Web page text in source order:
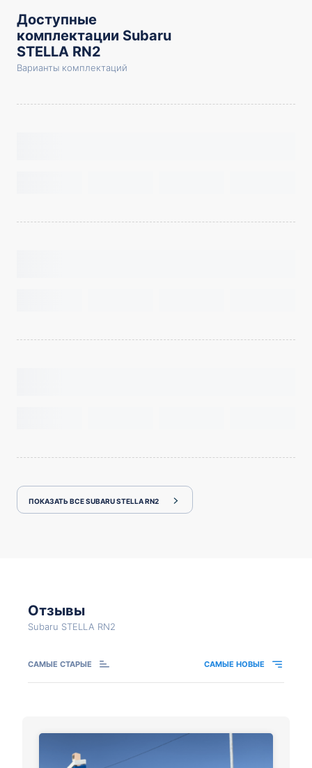
Доступные
комплектации Subaru
STELLA RN2
Варианты комплектаций
ПОКАЗАТЬ ВСЕ SUBARU STELLA RN2
Отзывы
Subaru STELLA RN2
САМЫЕ СТАРЫЕ САМЫЕ НОВЫЕ